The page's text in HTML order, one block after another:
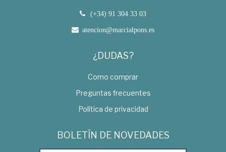
(+34) 91 304 33 03
atencion@marcialpons.es
¿DUDAS?
Como comprar
Preguntas frecuentes
Política de privacidad
BOLETÍN DE NOVEDADES